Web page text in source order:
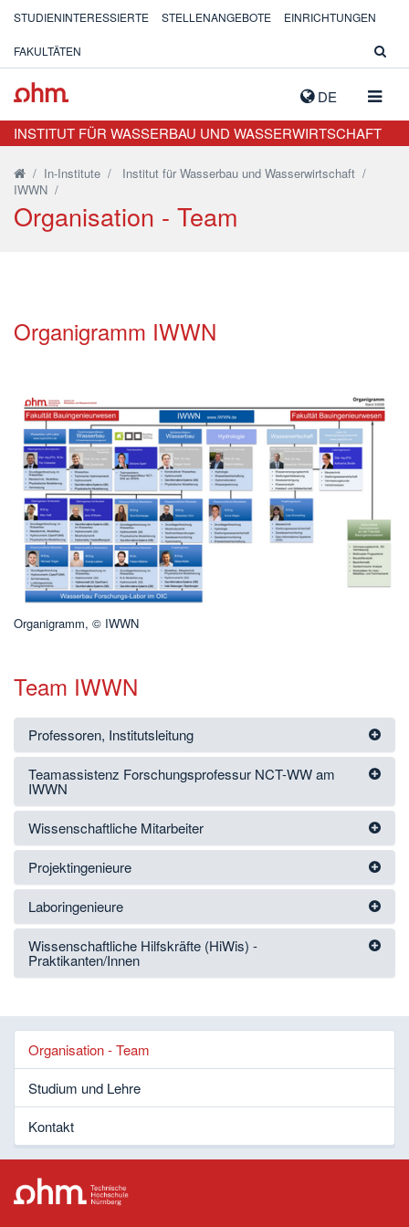
DE
STUDIENINTERESSIERTE STELLENANGEBOTE EINRICHTUNGEN
FAKULTÄTEN
INSTITUT FÜR WASSERBAU UND WASSERWIRTSCHAFT
/ In-Institute / Institut für Wasserbau und Wasserwirtschaft /
IWWN /
Organisation - Team
Organigramm IWWN
Organigramm, © IWWN
Team IWWN
Professoren, Institutsleitung
Teamassistenz Forschungsprofessur NCT-WW am
IWWN
Wissenschaftliche Mitarbeiter
Projektingenieure
Laboringenieure
Wissenschaftliche Hilfskräfte (HiWis) -
Praktikanten/Innen
Organisation - Team
Studium und Lehre
Kontakt